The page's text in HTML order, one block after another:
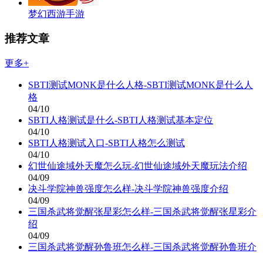
梦幻西游手游
推荐文章
更多+
SBTI测试MONK是什么人格-SBTI测试MONK是什么人
格
04/10
SBTI人格测试是什么-SBTI人格测试基本定位
04/10
SBTI人格测试入口-SBTI人格怎么测试
04/10
幻世仙途域外天魔怎么玩-幻世仙途域外天魔玩法介绍
04/09
决斗学院神兽强度怎么样-决斗学院神兽强度介绍
04/09
三国杀武将觉醒张星彩怎么样-三国杀武将觉醒张星彩介
绍
04/09
三国杀武将觉醒孙鲁班怎么样-三国杀武将觉醒孙鲁班介